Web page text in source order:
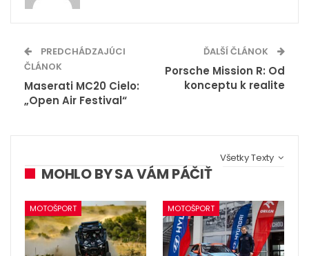
PREDCHÁDZAJÚCI
ČLÁNOK
Maserati MC20 Cielo:
„Open Air Festival“
ĎALŠÍ ČLÁNOK
Porsche Mission R: Od
konceptu k realite
Všetky Texty
MOHLO BY SA VÁM PÁČIŤ
MOTOŠPORT MOTOŠPORT